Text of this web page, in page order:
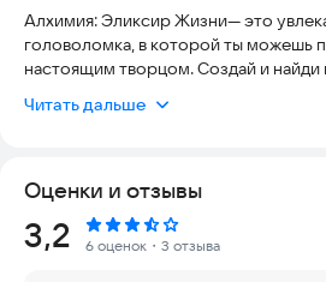
Алхимия: Эликсир Жизни— это
головоломка, в которой ты можешь
настоящим творцом. Создай и найди
Начни с четырёх простых стихий —
хаоса рождается порядок.
Каждое открытие приносит радость, а
комбинация приближает тебя к
Читать дальше
Оценки и отзывы
Рейтинг:
3,2 6 оценок ・3 отзыва